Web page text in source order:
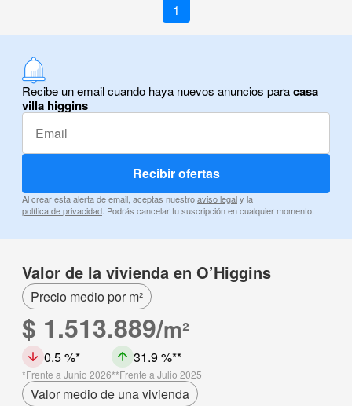
1
Recibe un email cuando haya nuevos anuncios paracasa
villa higgins
Recibir ofertas
Al crear esta alerta de email, aceptas nuestroaviso legaly la
política de privacidad. Podrás cancelar tu suscripción en cualquier momento.
Valor de la vivienda en O’Higgins
Precio medio por m²
$ 1.513.889/m²
0.5 %
Frente a Junio 2026
31.9 %
Frente a Julio 2025
Valor medio de una vivienda